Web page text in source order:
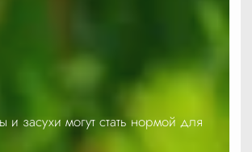
и засухи могут стать нормой для